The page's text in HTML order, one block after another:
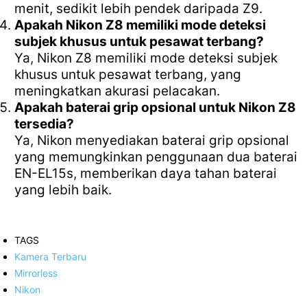
menit, sedikit lebih pendek daripada Z9.
Apakah Nikon Z8 memiliki mode deteksi
subjek khusus untuk pesawat terbang?
Ya, Nikon Z8 memiliki mode deteksi subjek
khusus untuk pesawat terbang, yang
meningkatkan akurasi pelacakan.
Apakah baterai grip opsional untuk Nikon Z8
tersedia?
Ya, Nikon menyediakan baterai grip opsional
yang memungkinkan penggunaan dua baterai
EN-EL15s, memberikan daya tahan baterai
yang lebih baik.
TAGS
Kamera Terbaru
Mirrorless
Nikon